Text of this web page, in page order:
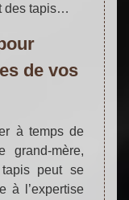
des tapis…
de vos
à temps de
grand-mère,
peut se
à l’expertise